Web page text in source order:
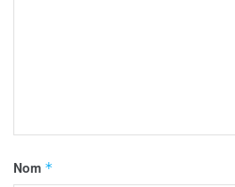
Nom *